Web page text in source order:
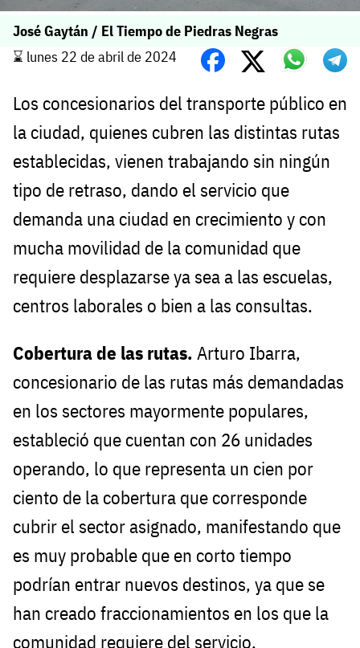
José Gaytán / El Tiempo de Piedras Negras
⌛️ lunes 22 de abril de 2024
Los concesionarios del transporte público en
la ciudad, quienes cubren las distintas rutas
establecidas, vienen trabajando sin ningún
tipo de retraso, dando el servicio que
demanda una ciudad en crecimiento y con
mucha movilidad de la comunidad que
requiere desplazarse ya sea a las escuelas,
centros laborales o bien a las consultas.
Cobertura de las rutas. Arturo Ibarra,
concesionario de las rutas más demandadas
en los sectores mayormente populares,
estableció que cuentan con 26 unidades
operando, lo que representa un cien por
ciento de la cobertura que corresponde
cubrir el sector asignado, manifestando que
es muy probable que en corto tiempo
podrían entrar nuevos destinos, ya que se
han creado fraccionamientos en los que la
comunidad requiere del servicio.